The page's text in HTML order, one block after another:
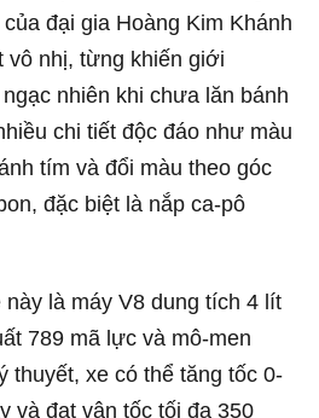
đại gia Hoàng Kim Khánh
vô nhị, từng khiến giới
nhiên khi chưa lăn bánh
chi tiết độc đáo như màu
tím và đổi màu theo góc
đặc biệt là nắp ca-pô
là máy V8 dung tích 4 lít
789 mã lực và mô-men
thuyết, xe có thể tăng tốc 0-
và đạt vận tốc tối đa 350